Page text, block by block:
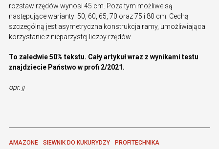
rozstaw rzędów wynosi 45 cm. Poza tym możliwe są
następujące warianty: 50, 60, 65, 70 oraz 75 i 80 cm. Cechą
szczególną jest asymetryczna konstrukcja ramy, umożliwiająca
korzystanie z nieparzystej liczby rzędów.
To zaledwie 50% tekstu. Cały artykuł wraz z wynikami testu
znajdziecie Państwo w profi 2/2021.
opr. jj
AMAZONE SIEWNIK DO KUKURYDZY
PROFITECHNIKA